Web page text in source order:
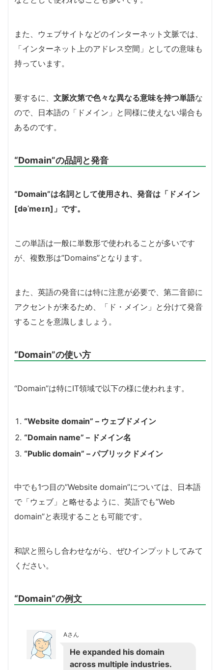
また、ウェブサイトなどのインターネット文脈では、
「インターネット上のアドレス空間」としての意味も
持っています。
要するに、 文脈次第で色々な異なる意味を持つ単語な
ので、日本語の「ドメイン」と同様に使えない場合も
あるのです。
“Domain”の品詞と発音
“Domain”は名詞として使用され、発音は「ドメイン
[dəˈmeɪn]」です。
この単語は一般に単数形で使われることが多いです
が、複数形は”Domains”となります。
また、英語の発音には特に注意が必要で、第二音節に
アクセントが来るため、「ド・メイン」と分けて発音
することを意識しましょう。
“Domain”の使い方
“Domain”は特にIT領域で以下の様に使われます。
“Website domain” – ウェブドメイン
“Domain name” – ドメイン名
“Public domain” – パブリックドメイン
中でも1つ目の”Website domain”については、日本語
で「ウェブ」と略せるように、英語でも”Web
domain”と表現することも可能です。
和訳と照らし合わせながら、ぜひインプットしてみて
ください。
“Domain”の例文
Aさん
He expanded his domain
across multiple industries.